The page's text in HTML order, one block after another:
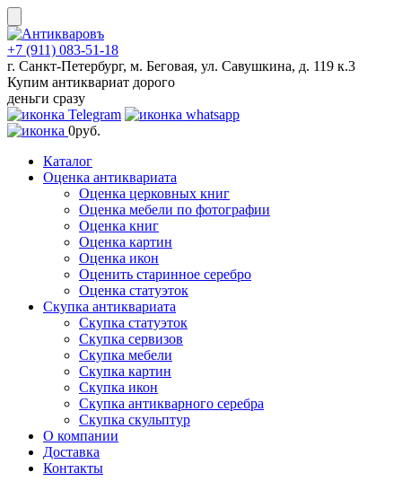
Skip
to
content
+7 (911) 083-51-18
г. Санкт-Петербург, м. Беговая, ул. Савушкина, д. 119 к.3
Купим антиквариат дорого
деньги сразу
0руб.
Каталог
Оценка антиквариата
Оценка церковных книг
Оценка мебели по фотографии
Оценка книг
Оценка картин
Оценка икон
Оценить старинное серебро
Оценка статуэток
Скупка антиквариата
Скупка статуэток
Скупка сервизов
Скупка мебели
Скупка картин
Скупка икон
Скупка антикварного серебра
Скупка скульптур
О компании
Доставка
Контакты